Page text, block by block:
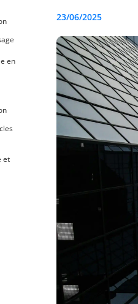
en
et
23/06/2025